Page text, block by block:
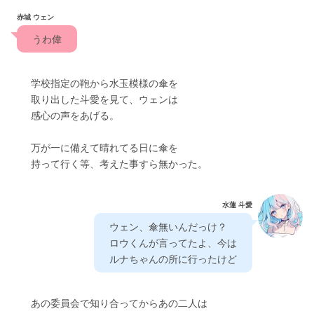
赤城 ウェン
うわ偉
学校指定の鞄から水玉模様の傘を
取り出した斗愛を見て、ウェンは
感心の声をあげる。
万が一に備えて晴れてる日に傘を
持って行く等、考えた事すら無かった。
水蓮 斗愛
ウェン、傘無いんだっけ？
ロウくんが言ってたよ、今は
ルナちゃんの所に行ったけど
あの委員会で知り合ってからあの二人は